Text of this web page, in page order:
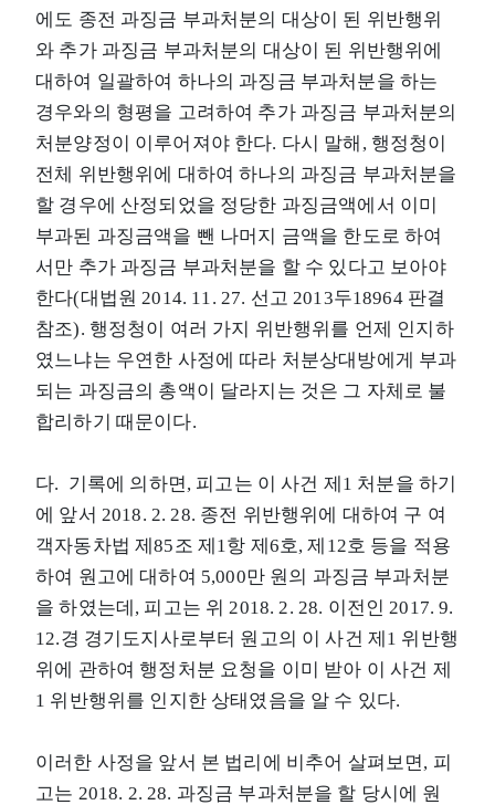
에도 종전 과징금 부과처분의 대상이 된 위반행위
와 추가 과징금 부과처분의 대상이 된 위반행위에
대하여 일괄하여 하나의 과징금 부과처분을 하는
경우와의 형평을 고려하여 추가 과징금 부과처분의
처분양정이 이루어져야 한다. 다시 말해, 행정청이
전체 위반행위에 대하여 하나의 과징금 부과처분을
할 경우에 산정되었을 정당한 과징금액에서 이미
부과된 과징금액을 뺀 나머지 금액을 한도로 하여
서만 추가 과징금 부과처분을 할 수 있다고 보아야
한다(대법원 2014. 11. 27. 선고 2013두18964 판결
참조). 행정청이 여러 가지 위반행위를 언제 인지하
였느냐는 우연한 사정에 따라 처분상대방에게 부과
되는 과징금의 총액이 달라지는 것은 그 자체로 불
합리하기 때문이다.
다. 기록에 의하면, 피고는 이 사건 제1 처분을 하기
에 앞서 2018. 2. 28. 종전 위반행위에 대하여 구 여
객자동차법 제85조 제1항 제6호, 제12호 등을 적용
하여 원고에 대하여 5,000만 원의 과징금 부과처분
을 하였는데, 피고는 위 2018. 2. 28. 이전인 2017. 9.
12.경 경기도지사로부터 원고의 이 사건 제1 위반행
위에 관하여 행정처분 요청을 이미 받아 이 사건 제
1 위반행위를 인지한 상태였음을 알 수 있다.
이러한 사정을 앞서 본 법리에 비추어 살펴보면, 피
고는 2018. 2. 28. 과징금 부과처분을 할 당시에 원